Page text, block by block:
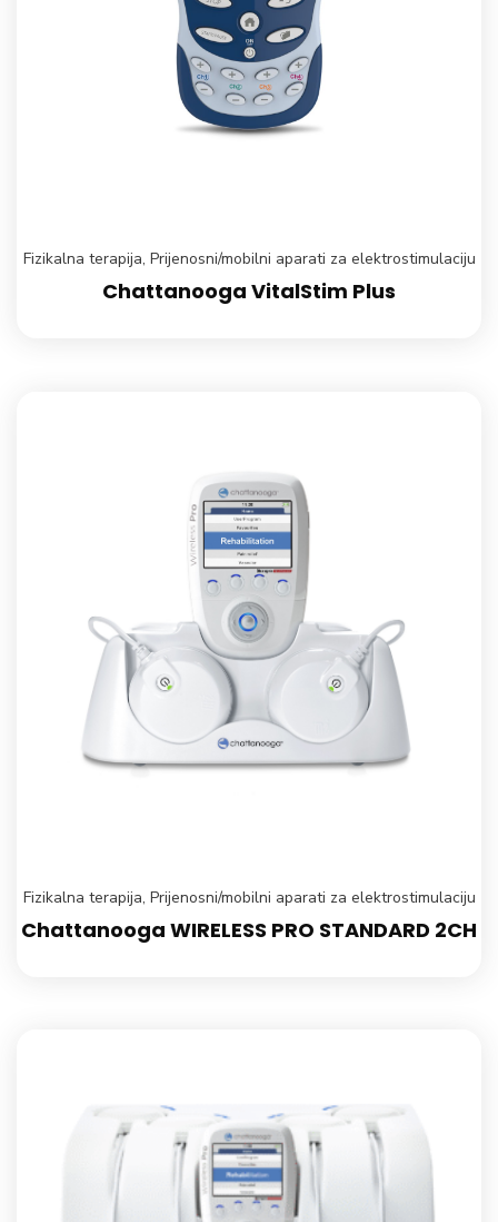
Fizikalna terapija, Prijenosni/mobilni aparati za elektrostimulaciju
Chattanooga VitalStim Plus
Fizikalna terapija, Prijenosni/mobilni aparati za elektrostimulaciju
Chattanooga WIRELESS PRO STANDARD 2CH